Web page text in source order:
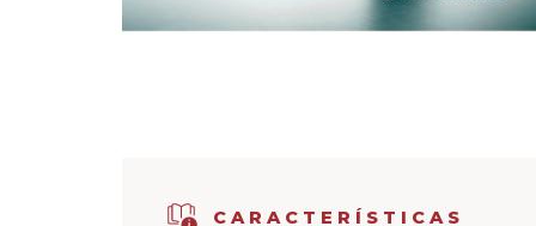
CARACTERÍSTICAS